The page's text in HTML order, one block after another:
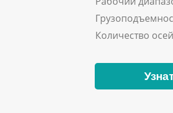
Количество осей